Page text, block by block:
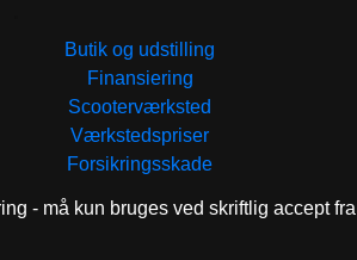
Butik og udstilling
Finansiering
Scooterværksted
Værkstedspriser
Forsikringsskade
- må kun bruges ved skriftlig accept